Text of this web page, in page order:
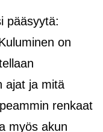
pääsyytä:
on
ajat ja mitä
renkaat
myös akun